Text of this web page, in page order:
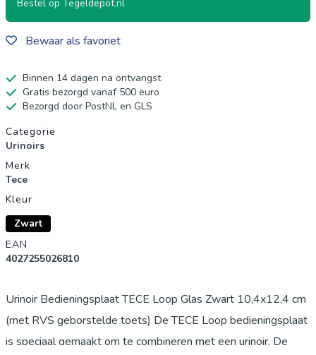
Bestel op Tegeldepot.nl
Bewaar als favoriet
Binnen 14 dagen na ontvangst
Gratis bezorgd vanaf 500 euro
Bezorgd door PostNL en GLS
Productgegevens
Categorie
Urinoirs
Merk
Tece
Kleur
Zwart
EAN
4027255026810
Urinoir Bedieningsplaat TECE Loop Glas Zwart 10,4x12,4 cm
(met RVS geborstelde toets) De TECE Loop bedieningsplaat
is speciaal gemaakt om te combineren met een urinoir. De